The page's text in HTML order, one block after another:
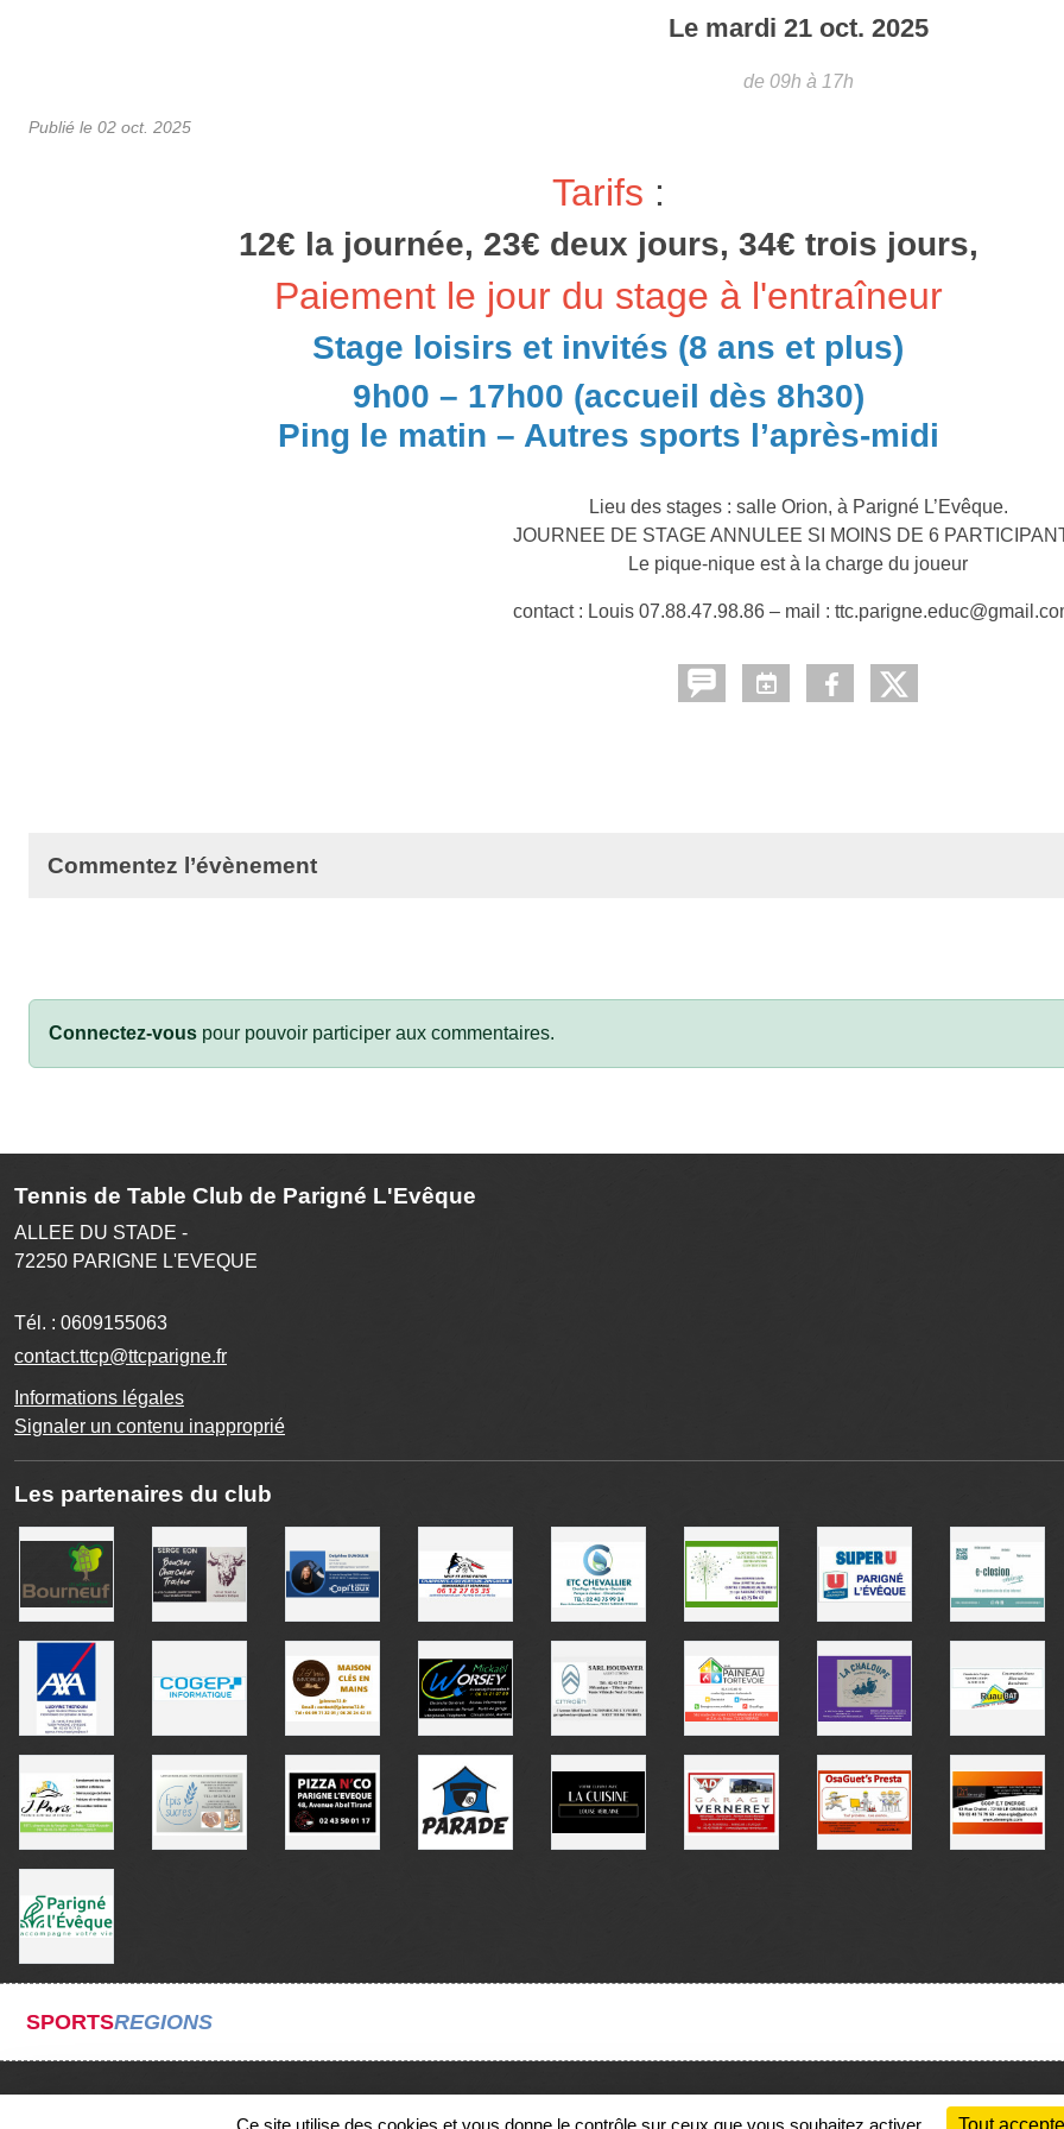
Le mardi 21 oct. 2025
de 09h à 17h
Publié le 02 oct. 2025
Tarifs :
12€ la journée, 23€ deux jours, 34€ trois jours,
Paiement le jour du stage à l'entraîneur
Stage loisirs et invités (8 ans et plus)
9h00 – 17h00 (accueil dès 8h30)
Ping le matin – Autres sports l’après-midi
Lieu des stages : salle Orion, à Parigné L’Evêque.
JOURNEE DE STAGE ANNULEE SI MOINS DE 6
Le pique-nique est à la charge du joueur
contact : Louis 07.88.47.98.86 – mail :
Commentez l’évènement
Connectez-vous pour pouvoir participer aux commentaires.
Tennis de Table Club de Parigné L'Evêque
ALLEE DU STADE -
72250 PARIGNE L'EVEQUE
Tél. : 0609155063
contact.ttcp@ttcparigne.fr
Informations légales
Signaler un contenu inapproprié
Les partenaires du club
SPORTSREGIONS
Gestion des cookies
Ce site utilise des cookies et vous donne le contrôle sur ceux que vous souhaitez activer Tout